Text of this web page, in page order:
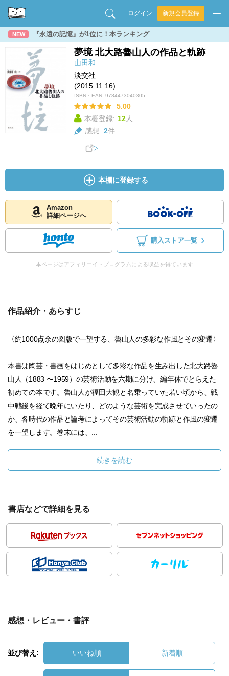
ログイン 新規会員登録
NEW 『永遠の記憶』が1位に！本ランキング
夢境 北大路魯山人の作品と軌跡
山田和
淡交社
(2015.11.16)
ISBN・EAN: 9784473040305
5.00
本棚登録: 12人
感想: 2件
本棚に登録する
Amazon
詳細ページへ
購入ストア一覧
本ページはアフィリエイトプログラムによる収益を得ています
作品紹介・あらすじ
〈約1000点余の図版で一望する、魯山人の多彩な作風とその変遷〉
本書は陶芸・書画をはじめとして多彩な作品を生み出した北大路魯
山人（1883 〜1959）の芸術活動を六期に分け、編年体でとらえた
初めての本です。魯山人が福田大観と名乗っていた若い頃から、戦
中戦後を経て晩年にいたり、どのような芸術を完成させていったの
か、各時代の作品と論考によってその芸術活動の軌跡と作風の変遷
を一望します。巻末には、...
続きを読む
書店などで詳細を見る
感想・レビュー・書評
並び替え: いいね順 新着順